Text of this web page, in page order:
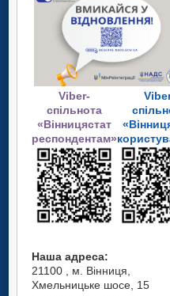
Viber-
спільнота
«Вінницястат
респондентам»
Наша адреса:
21100 , м. Вінниця,
Хмельницьке шосе, 15